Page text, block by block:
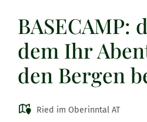
BASECAMP:
dem Ihr
den Bergen
Ried im Oberinntal AT